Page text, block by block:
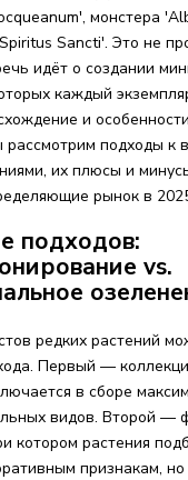
монстера
Sancti'. Это не
идёт о создании
каждый
и
рассмотрим подходы к
их плюсы и
рынок в
подходов:
vs.
редких растений
Первый —
в сборе
видов. Второй —
котором растения
признакам, но